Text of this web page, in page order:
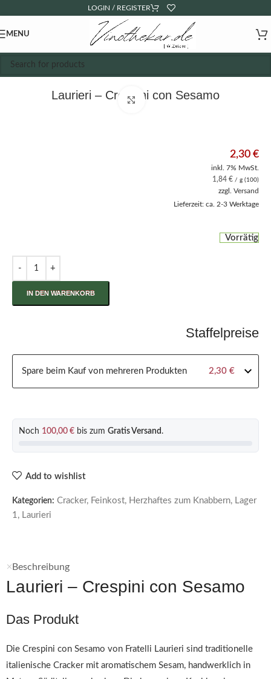
LOGIN / REGISTER
MENU
Laurieri – Crespini con Sesamo
Click to enlarge
2,30 €
inkl. 7% MwSt.
1,84 € / g (100)
zzgl. Versand
Lieferzeit: ca. 2-3 Werktage
Vorrätig
IN DEN WARENKORB
Staffelpreise
Spare beim Kauf von mehreren Produkten 2,30 €
Noch 100,00 € bis zum Gratis Versand .
Add to wishlist
Kategorien: Cracker, Feinkost, Herzhaftes zum Knabbern, Lager
1, Laurieri
Beschreibung
Laurieri – Crespini con Sesamo
Das Produkt
Die Crespini con Sesamo von Fratelli Laurieri sind traditionelle
italienische Cracker mit aromatischem Sesam, handwerklich in